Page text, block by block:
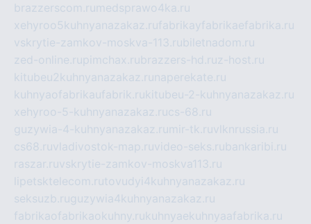
brazzerscom.ru medsprawo4ka.ru
xehyroo5kuhnyanazakaz.rufabrikayfabrikaefabrika.ru
vskrytie-zamkov-moskva-113.rubiletnadom.ru
zed-online.rupimchax.rubrazzers-hd.ruz-host.ru
kitubeu2kuhnyanazakaz.ru naperekate.ru
kuhnyaofabrikaufabrik.rukitubeu-2-kuhnyanazakaz.ru
xehyroo-5-kuhnyanazakaz.rucs-68.ru
guzywia-4-kuhnyanazakaz.ru mir-tk.ruvlknrussia.ru
cs68.ruvladivostok-map.ruvideo-seks.rubankaribi.ru
raszar.ruvskrytie-zamkov-moskva113.ru
lipetsktelecom.rutovudyi4kuhnyanazakaz.ru
seksuzb.ruguzywia4kuhnyanazakaz.ru
fabrikaofabrikaokuhny.rukuhnyaekuhnyaafabrika.ru